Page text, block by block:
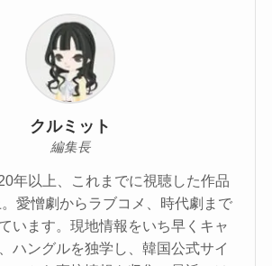
クルミット
編集長
年以上、これまでに視聴した作品
愛憎劇からラブコメ、時代劇まで
います。現地情報をいち早くキャ
ハングルを独学し、韓国公式サイ